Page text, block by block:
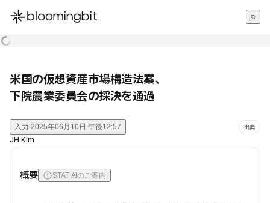
한국어
米国の仮想資産市場構造法案、
下院農業委員会の採決を通過
入力 2025年06月10日 午後12:57 出典
JH Kim
概要 STAT AIのご案内